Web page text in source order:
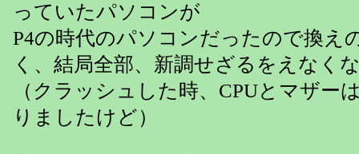
っていたパソコンが
P4の時代のパソコンだったので換え
く、結局全部、新調せざるをえなく
（クラッシュした時、CPUとマザー
りましたけど）